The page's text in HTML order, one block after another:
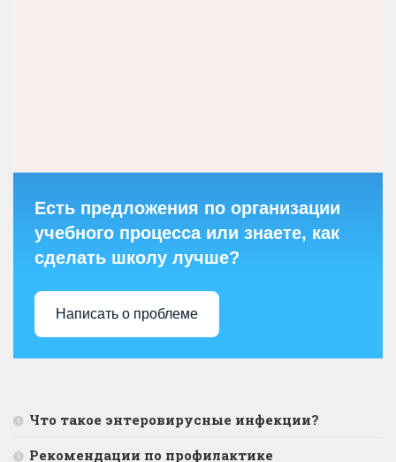
Есть предложения по организации
учебного процесса или знаете, как
сделать школу лучше?
Написать о проблеме
Что такое энтеровирусные инфекции?
Рекомендации по профилактике